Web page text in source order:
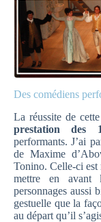
Des comédiens
La réussite de
prestation des
performants. J’ai
de Maxime
Tonino. Celle-ci est
mettre en avant
personnages aussi
gestuelle que la
au départ qu’il